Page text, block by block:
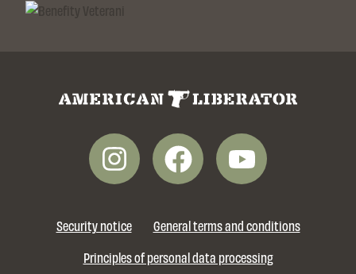
Security notice
General terms and conditions
Principles of personal data processing